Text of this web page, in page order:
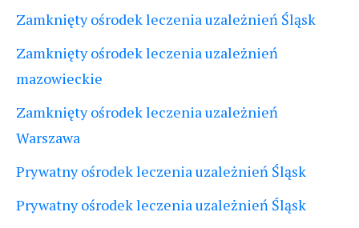
Zamknięty ośrodek leczenia uzależnień Śląsk
Zamknięty ośrodek leczenia uzależnień
mazowieckie
Zamknięty ośrodek leczenia uzależnień
Warszawa
Prywatny ośrodek leczenia uzależnień Śląsk
Prywatny ośrodek leczenia uzależnień Śląsk